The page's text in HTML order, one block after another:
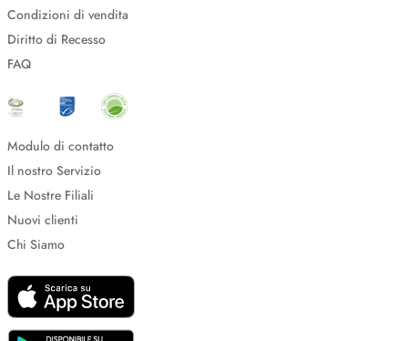
Condizioni di vendita
Diritto di Recesso
FAQ
Modulo di contatto
Il nostro Servizio
Le Nostre Filiali
Nuovi clienti
Chi Siamo